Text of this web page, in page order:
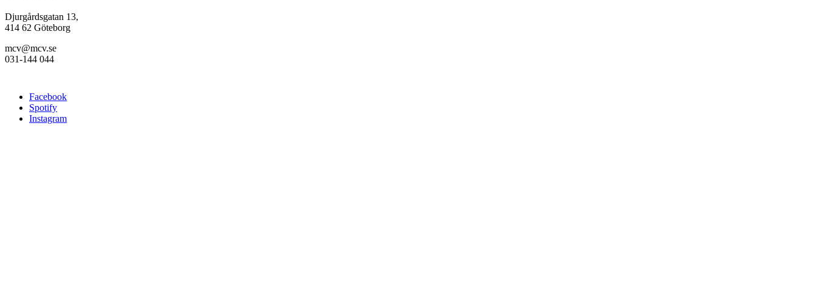
Djurgårdsgatan 13,
414 62 Göteborg
mcv@mcv.se
031-144 044
Facebook
Spotify
Instagram